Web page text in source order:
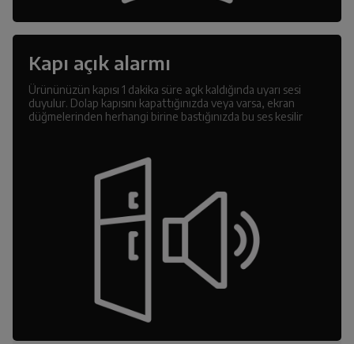
Kapı açık alarmı
Ürününüzün kapısı 1 dakika süre açık kaldığında uyarı sesi
duyulur. Dolap kapısını kapattığınızda veya varsa, ekran
düğmelerinden herhangi birine bastığınızda bu ses kesilir